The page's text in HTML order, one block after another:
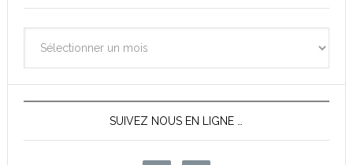
des
News
SUIVEZ NOUS EN LIGNE …